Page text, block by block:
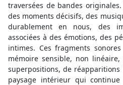
traversées de bandes
des moments décisifs, des
durablement en nous, des
associées à des émotions, des
intimes. Ces fragments
mémoire sensible, non
superpositions, de
paysage intérieur qui